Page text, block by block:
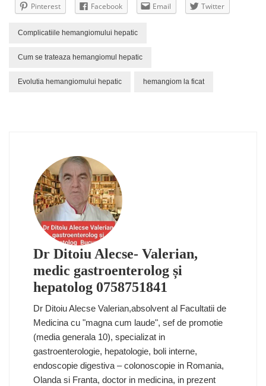
Pinterest Facebook Email Twitter
Complicatiile hemangiomului hepatic
Cum se trateaza hemangiomul hepatic
Evolutia hemangiomului hepatic hemangiom la ficat
Dr Ditoiu Alecse- Valerian,
medic gastroenterolog și
hepatolog 0758751841
Dr Ditoiu Alecse Valerian,absolvent al Facultatii de
Medicina cu "magna cum laude", sef de promotie
(media generala 10), specializat in
gastroenterologie, hepatologie, boli interne,
endoscopie digestiva – colonoscopie in Romania,
Olanda si Franta, doctor in medicina, in prezent